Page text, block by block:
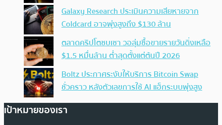
Galaxy Research ประเมินความเสียหายจาก
Coldcard อาจพุ่งสูงถึง $130 ล้าน
ตลาดคริปโตซบเซา วอลุ่มซื้อขายรายวันดิ่งเหลือ
$1.5 หมื่นล้าน ต่ำสุดตั้งแต่ต้นปี 2026
Boltz ประกาศระงับให้บริการ Bitcoin Swap
ชั่วคราว หลังตัวเลขการใช้ AI แฮ็กระบบพุ่งสูง
เป้าหมายของเรา